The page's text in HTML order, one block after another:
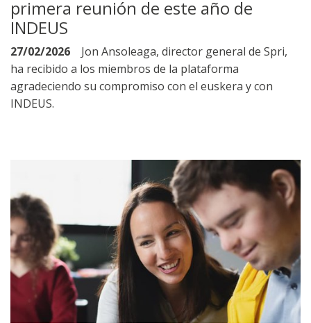
primera reunión de este año de
INDEUS
27/02/2026
Jon Ansoleaga, director general de Spri,
ha recibido a los miembros de la plataforma
agradeciendo su compromiso con el euskera y con
INDEUS.